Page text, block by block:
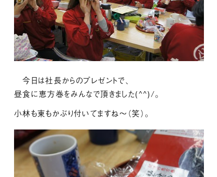
今日は社長からのプレゼントで、
昼食に恵方巻をみんなで頂きました(^^)/。
小林も東もかぶり付いてますね～（笑）。